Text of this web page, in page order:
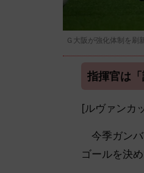
Ｇ大阪が強化体制を刷
指揮官は
[ルヴァンカ
今季ガンバ
ゴールを決